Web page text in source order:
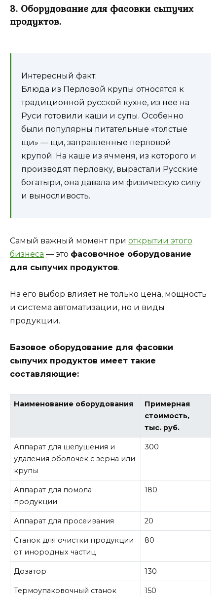
3. Оборудование для фасовки сыпучих
продуктов.
Интересный факт:
Блюда из Перловой крупы относятся к
традиционной русской кухне, из нее на
Руси готовили каши и супы. Особенно
были популярны питательные «толстые
щи» — щи, заправленные перловой
крупой. На каше из ячменя, из которого и
производят перловку, вырастали Русские
богатыри, она давала им физическую силу
и выносливость.
Самый важный момент при открытии этого
бизнеса — это фасовочное оборудование
для сыпучих продуктов.
На его выбор влияет не только цена, мощность
и система автоматизации, но и виды
продукции.
Базовое оборудование для фасовки
сыпучих продуктов имеет такие
составляющие:
Наименование оборудования
Примерная
стоимость,
тыс. руб.
Аппарат для шелушения и
удаления оболочек с зерна или
крупы
300
Аппарат для помола
продукции
180
Аппарат для просеивания 20
Станок для очистки продукции
от инородных частиц
80
Дозатор 130
Термоупаковочный станок 150